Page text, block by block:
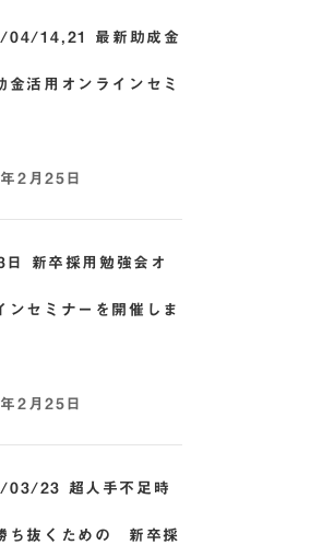
04/14,21 最新助成金
金活用オンラインセミ
2月25日
日 新卒採用勉強会オ
ンセミナーを開催しま
2月25日
03/23 超人手不足時
ち抜くための 新卒採